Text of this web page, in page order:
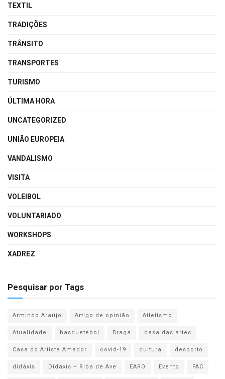
TEXTIL
TRADIÇÕES
TRÂNSITO
TRANSPORTES
TURISMO
ÚLTIMA HORA
UNCATEGORIZED
UNIÃO EUROPEIA
VANDALISMO
VISITA
VOLEIBOL
VOLUNTARIADO
WORKSHOPS
XADREZ
Pesquisar por Tags
Armindo Araújo Artigo de opinião
Atletismo
Atualidade
basquetebol Braga
casa das artes
Casa do Artista Amador
covid-19 cultura
desporto
didáxis
Didáxis – Riba de Ave EARO Evento
FAC